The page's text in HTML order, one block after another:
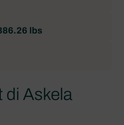
lbs
di Askela